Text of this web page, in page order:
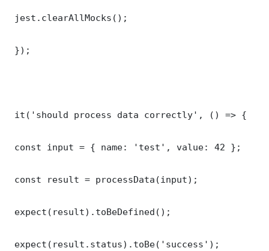
jest.clearAllMocks();
});
it('should process data correctly', () => {
const input = { name: 'test', value: 42 };
const result = processData(input);
expect(result).toBeDefined();
expect(result.status).toBe('success');